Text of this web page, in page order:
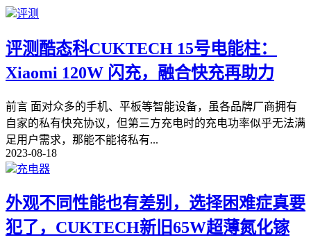
评测
评测酷态科CUKTECH 15号电能柱：
Xiaomi 120W 闪充，融合快充再助力
前言 面对众多的手机、平板等智能设备，虽各品牌厂商拥有
自家的私有快充协议，但第三方充电时的充电功率似乎无法满
足用户需求，那能不能将私有...
2023-08-18
充电器
外观不同性能也有差别，选择困难症真要
犯了，CUKTECH新旧65W超薄氮化镓